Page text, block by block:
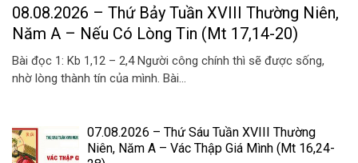
08.08.2026 – Thứ Bảy Tuần XVIII Thường Niên,
Năm A – Nếu Có Lòng Tin (Mt 17,14-20)
Bài đọc 1: Kb 1,12 – 2,4 Người công chính thì sẽ được sống,
nhờ lòng thành tín của mình. Bài...
07.08.2026 – Thứ Sáu Tuần XVIII Thường
Niên, Năm A – Vác Thập Giá Mình (Mt 16,24-